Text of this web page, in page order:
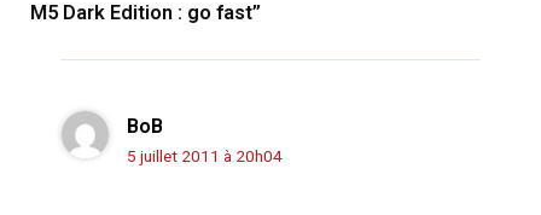
M5 Dark Edition : go fast”
BoB
5 juillet 2011 à 20h04